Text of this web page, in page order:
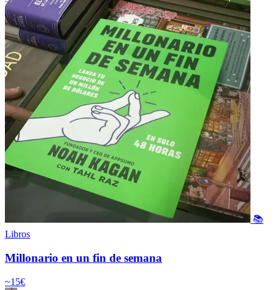
📚
Libros
Millonario en un fin de semana
~15€